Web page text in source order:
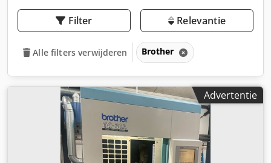
Filter Relevantie
Alle filters verwijderen Brother
Advertentie